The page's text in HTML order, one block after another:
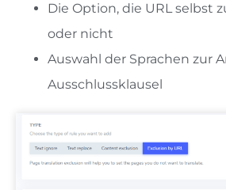
Die Option, die URL selbst
oder nicht
Auswahl der Sprachen zur
Ausschlussklausel